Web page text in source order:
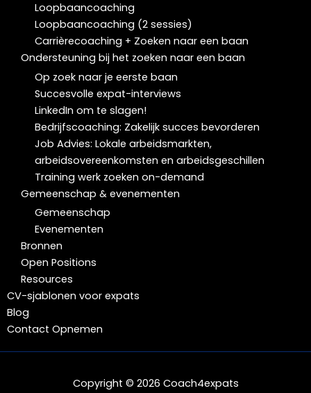
Loopbaancoaching
Loopbaancoaching (2 sessies)
Carrièrecoaching + Zoeken naar een baan
Ondersteuning bij het zoeken naar een baan
Op zoek naar je eerste baan
Succesvolle expat-interviews
LinkedIn om te slagen!
Bedrijfscoaching: Zakelijk succes bevorderen
Job Advies: Lokale arbeidsmarkten,
arbeidsovereenkomsten en arbeidsgeschillen
Training werk zoeken on-demand
Gemeenschap & evenementen
Gemeenschap
Evenementen
Bronnen
Open Positions
Resources
CV-sjablonen voor expats
Blog
Contact Opnemen
Copyright © 2026 Coach4expats